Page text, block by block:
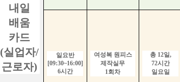
내일
배움
카드
(실업자/
근로자)
일요반
[09:30~16:00]
6시간
여성복 원피스
제작실무
1회차
총 12일,
72시간
일요일